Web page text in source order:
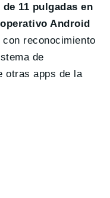
11 pulgadas en
Android
reconocimiento
de
otras apps de la